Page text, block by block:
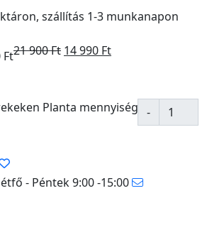
szállítás 1-3 munkanapon
Ft21 900Ft 14 990 Ft
Planta mennyiség
- Péntek 9:00 -15:00